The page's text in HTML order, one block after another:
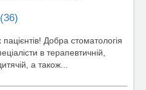
Добра стоматологія
в терапевтичній,
а також...